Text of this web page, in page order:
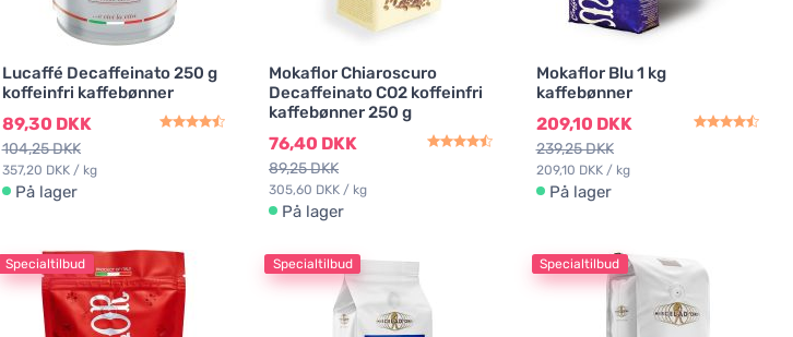
Lucaffé Decaffeinato 250 g
koffeinfri kaffebønner
89,30 DKK
104,25 DKK
357,20 DKK / kg
På lager
Mokaflor Chiaroscuro
Decaffeinato CO2 koffeinfri
kaffebønner 250 g
76,40 DKK
89,25 DKK
305,60 DKK / kg
På lager
Mokaflor Blu 1 kg
kaffebønner
209,10 DKK
239,25 DKK
209,10 DKK / kg
På lager
Specialtilbud Specialtilbud Specialtilbud